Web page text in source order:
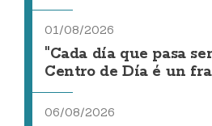
01/08/2026
"Cada día que pasa
Centro de Día é un
06/08/2026